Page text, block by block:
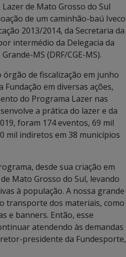
de Mato Grosso do Sul
de um caminhão-baú Iveco
2013/2014, da Secretaria da
intermédio da Delegacia da
MS (DRF/CGE-MS).
de fiscalização em junho
em diversas ações,
do Programa Lazer nas
a prática do lazer e da
foram 174 eventos, 69 mil
mil indiretos em 38 municípios
desde sua criação em
Mato Grosso do Sul, levando
à população. A nossa grande
transporte dos materiais, como
e banners. Então, esse
atendendo às demandas
presidente da Fundesporte,